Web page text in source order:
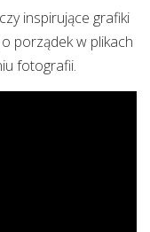
inspirujące grafiki
porządek w plikach
fotografii.